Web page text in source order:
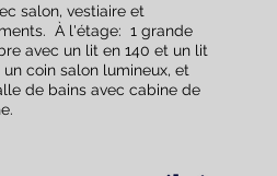
salon, vestiaire et
À l'étage: 1 grande
avec un lit en 140 et un lit
un coin salon lumineux, et
de bains avec cabine de